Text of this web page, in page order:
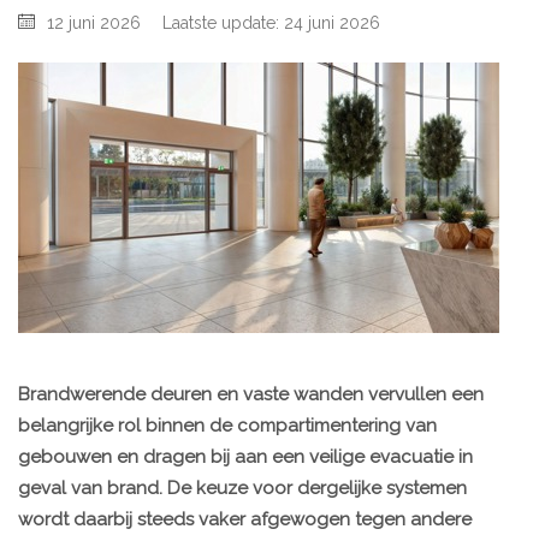
12 juni 2026 Laatste update: 24 juni 2026
Brandwerende deuren en vaste wanden vervullen een
belangrijke rol binnen de compartimentering van
gebouwen en dragen bij aan een veilige evacuatie in
geval van brand. De keuze voor dergelijke systemen
wordt daarbij steeds vaker afgewogen tegen andere